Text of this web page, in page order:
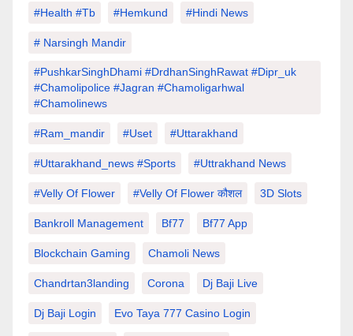
#Health #tb #hemkund #hindi News
# Narsingh Mandir
#PushkarSinghDhami #drdhanSinghRawat #dipr_uk
#chamolipolice #Jagran #chamoligarhwal
#chamolinews
#Ram_mandir #uset #uttarakhand
#Uttarakhand_news #sports #Uttrakhand News
#velly Of Flower #velly Of Flower कौशल 3D Slots
Bankroll Management Bf77 Bf77 App
Blockchain Gaming Chamoli News
Chandrtan3landing Corona Dj Baji Live
Dj Baji Login Evo Taya 777 Casino Login